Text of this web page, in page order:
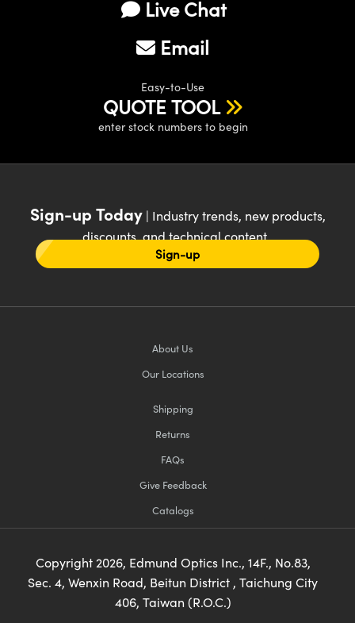
Live Chat
Email
Easy-to-Use
QUOTE TOOL
enter stock numbers to begin
Sign-up Today| Industry trends, new products,
discounts, and technical content
Sign-up
About Us
Our Locations
Shipping
Returns
FAQs
Give Feedback
Catalogs
Copyright 2026, Edmund Optics Inc., 14F., No.83,
Sec. 4, Wenxin Road, Beitun District , Taichung City
406, Taiwan (R.O.C.)